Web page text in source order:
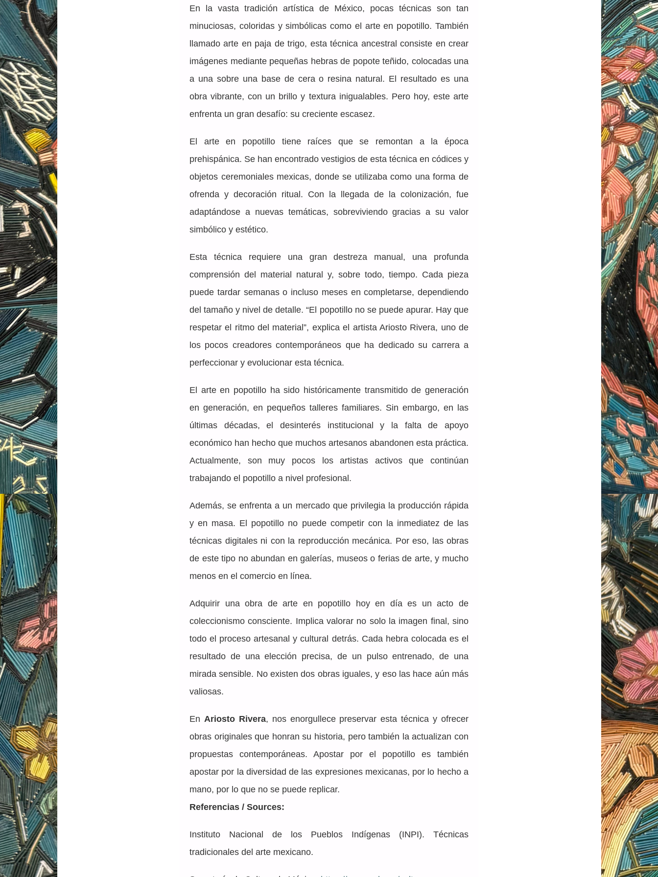
En la vasta tradición artística de México, pocas técnicas son tan
minuciosas, coloridas y simbólicas como el arte en popotillo. También
llamado arte en paja de trigo, esta técnica ancestral consiste en crear
imágenes mediante pequeñas hebras de popote teñido, colocadas una
a una sobre una base de cera o resina natural. El resultado es una
obra vibrante, con un brillo y textura inigualables. Pero hoy, este arte
enfrenta un gran desafío: su creciente escasez.
El arte en popotillo tiene raíces que se remontan a la época
prehispánica. Se han encontrado vestigios de esta técnica en códices y
objetos ceremoniales mexicas, donde se utilizaba como una forma de
ofrenda y decoración ritual. Con la llegada de la colonización, fue
adaptándose a nuevas temáticas, sobreviviendo gracias a su valor
simbólico y estético.
Esta técnica requiere una gran destreza manual, una profunda
comprensión del material natural y, sobre todo, tiempo. Cada pieza
puede tardar semanas o incluso meses en completarse, dependiendo
del tamaño y nivel de detalle. “El popotillo no se puede apurar. Hay que
respetar el ritmo del material”, explica el artista Ariosto Rivera, uno de
los pocos creadores contemporáneos que ha dedicado su carrera a
perfeccionar y evolucionar esta técnica.
El arte en popotillo ha sido históricamente transmitido de generación
en generación, en pequeños talleres familiares. Sin embargo, en las
últimas décadas, el desinterés institucional y la falta de apoyo
económico han hecho que muchos artesanos abandonen esta práctica.
Actualmente, son muy pocos los artistas activos que continúan
trabajando el popotillo a nivel profesional.
Además, se enfrenta a un mercado que privilegia la producción rápida
y en masa. El popotillo no puede competir con la inmediatez de las
técnicas digitales ni con la reproducción mecánica. Por eso, las obras
de este tipo no abundan en galerías, museos o ferias de arte, y mucho
menos en el comercio en línea.
Adquirir una obra de arte en popotillo hoy en día es un acto de
coleccionismo consciente. Implica valorar no solo la imagen final, sino
todo el proceso artesanal y cultural detrás. Cada hebra colocada es el
resultado de una elección precisa, de un pulso entrenado, de una
mirada sensible. No existen dos obras iguales, y eso las hace aún más
valiosas.
En Ariosto Rivera, nos enorgullece preservar esta técnica y ofrecer
obras originales que honran su historia, pero también la actualizan con
propuestas contemporáneas. Apostar por el popotillo es también
apostar por la diversidad de las expresiones mexicanas, por lo hecho a
mano, por lo que no se puede replicar.
Referencias / Sources:
Instituto Nacional de los Pueblos Indígenas (INPI). Técnicas
tradicionales del arte mexicano.